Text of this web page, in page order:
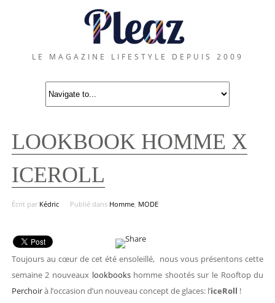
LE MAGAZINE LIFESTYLE DEPUIS 2009
LOOKBOOK HOMME X
ICEROLL
Écrit par Kédric Publié dans Homme, MODE
Toujours au cœur de cet été ensoleillé, nous vous présentons cette
semaine 2 nouveaux lookbookshomme shootés sur le Rooftop du
Perchoirà l’occasion d’un nouveau concept de glaces: l’iceRoll !